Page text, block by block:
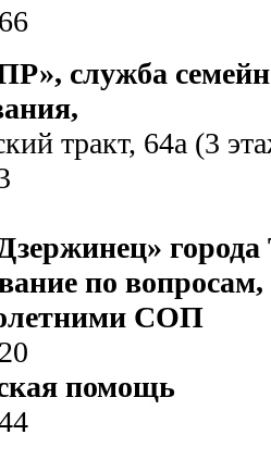
служба
тракт, 64а (3
города
по
СОП
помощь